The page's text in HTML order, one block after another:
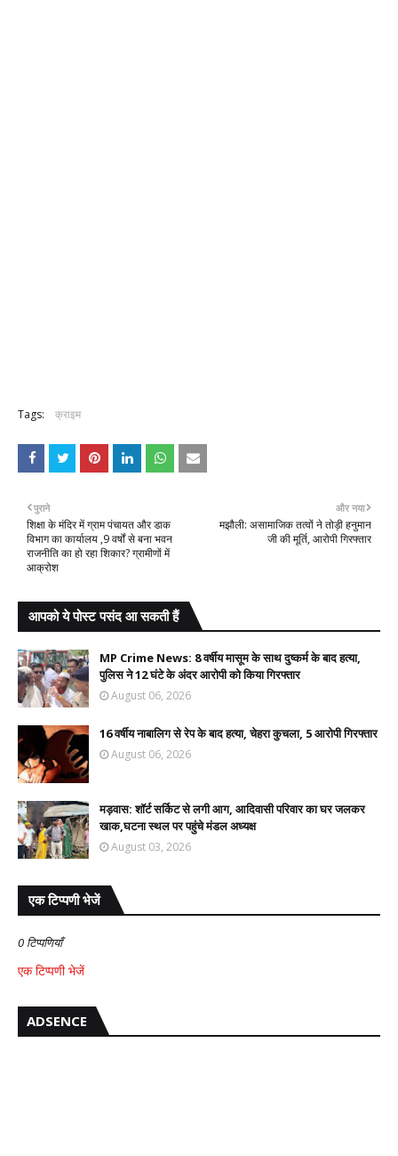
Tags: क्राइम
और नया
मझौली: असामाजिक तत्वों ने तोड़ी हनुमान
जी की मूर्ति, आरोपी गिरफ्तार
पुराने
शिक्षा के मंदिर में ग्राम पंचायत और डाक
विभाग का कार्यालय ,9 वर्षों से बना भवन
राजनीति का हो रहा शिकार? ग्रामीणों में
आक्रोश
आपको ये पोस्ट पसंद आ सकती हैं
MP Crime News: 8 वर्षीय मासूम के साथ दुष्कर्म के बाद हत्या,
पुलिस ने 12 घंटे के अंदर आरोपी को किया गिरफ्तार
August 06, 2026
16 वर्षीय नाबालिग से रेप के बाद हत्या, चेहरा कुचला, 5 आरोपी गिरफ्तार
August 06, 2026
मड़वास: शॉर्ट सर्किट से लगी आग, आदिवासी परिवार का घर जलकर
खाक,घटना स्थल पर पहुंचे मंडल अध्यक्ष
August 03, 2026
एक टिप्पणी भेजें
0 टिप्पणियाँ
एक टिप्पणी भेजें
ADSENCE